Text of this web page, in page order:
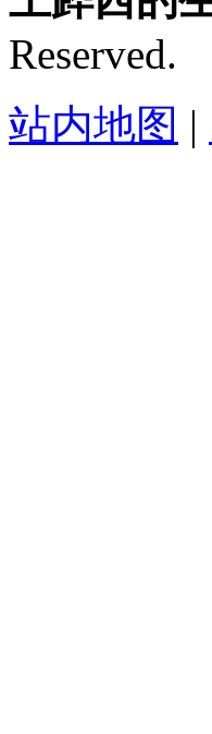
Reserved.
站内地图 |